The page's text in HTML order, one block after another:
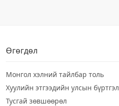
Өгөгдөл
Монгол хэлний тайлбар толь
Хуулийн этгээдийн улсын бүртгэл
Тусгай зөвшөөрөл